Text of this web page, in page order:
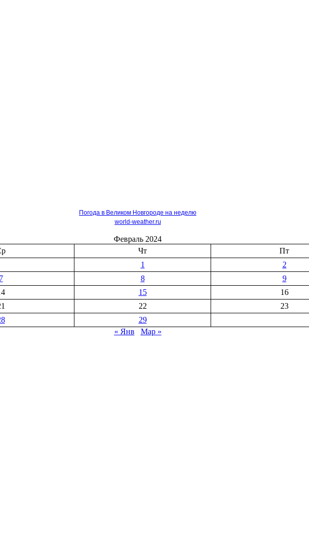
Погода в Великом Новгороде на неделю
world-weather.ru
Февраль 2024
Чт
Пт
1
2
7 8
9
15
16
22
23
29
« Янв
Мар »